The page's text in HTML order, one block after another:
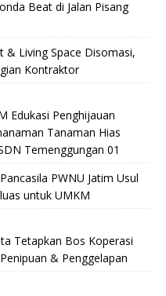
Beat di Jalan Pisang
& Living Space Disomasi,
Kontraktor
Edukasi Penghijauan
Tanaman Hias
Temenggungan 01
PWNU Jatim Usul
untuk UMKM
Tetapkan Bos Koperasi
& Penggelapan